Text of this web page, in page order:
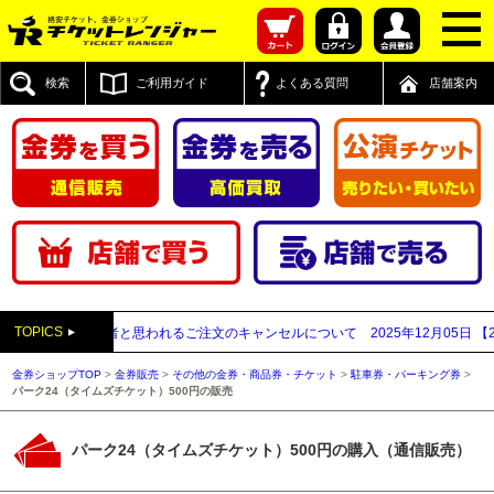
検索 ご利用ガイド よくある質問 店舗案内
TOPICS
い買取業者と思われるご注文のキャンセルについて 2025年12月05日 【2025
金券ショップTOP >金券販売 > その他の金券・商品券・チケット >駐車券・パーキング券 >
パーク24（タイムズチケット）500円の販売
パーク24（タイムズチケット）500円の購入（通信販売）